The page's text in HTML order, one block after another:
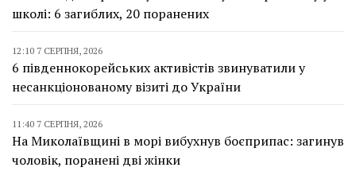
школі: 6 загиблих, 20 поранених
12:10 7 СЕРПНЯ, 2026
6 південнокорейських активістів звинуватили у
несанкціонованому візиті до України
11:40 7 СЕРПНЯ, 2026
На Миколаївщині в морі вибухнув боєприпас: загинув
чоловік, поранені дві жінки